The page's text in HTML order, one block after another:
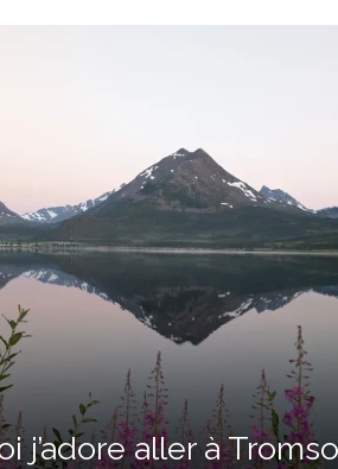
j’adore aller à